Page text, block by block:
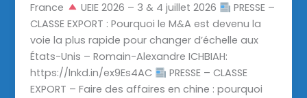
France
UEIE 2026 – 3 & 4 juillet 2026
PRESSE –
CLASSE EXPORT : Pourquoi le M&A est devenu la
voie la plus rapide pour changer d’échelle aux
États-Unis – Romain-Alexandre ICHBIAH:
https://lnkd.in/ex9Es4AC
PRESSE – CLASSE
EXPORT – Faire des affaires en chine : pourquoi